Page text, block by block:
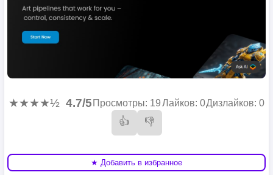
★★★★½ 4.7/5 Просмотры: 19Лайков: 0Дизлайков: 0
👍 👎
★ Добавить в избранное